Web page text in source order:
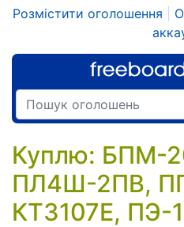
Розмістити оголошення
Куплю: БПМ-
ПЛ4Ш-2ПВ,
КТ3107Е, ПЭ-